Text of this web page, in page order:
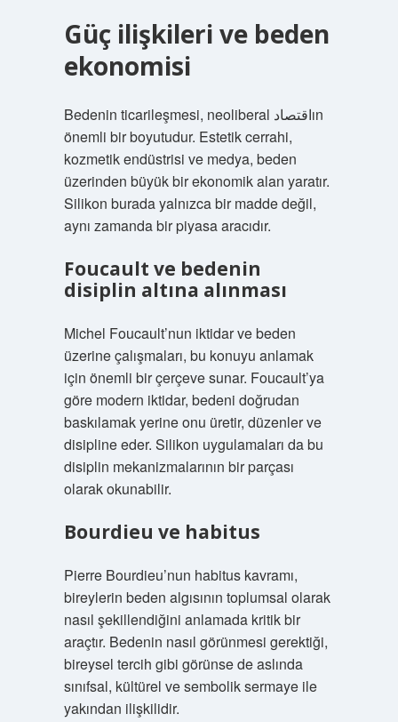
Güç ilişkileri ve beden
ekonomisi
Bedenin ticarileşmesi, neoliberal اقتصادın
önemli bir boyutudur. Estetik cerrahi,
kozmetik endüstrisi ve medya, beden
üzerinden büyük bir ekonomik alan yaratır.
Silikon burada yalnızca bir madde değil,
aynı zamanda bir piyasa aracıdır.
Foucault ve bedenin
disiplin altına alınması
Michel Foucault’nun iktidar ve beden
üzerine çalışmaları, bu konuyu anlamak
için önemli bir çerçeve sunar. Foucault’ya
göre modern iktidar, bedeni doğrudan
baskılamak yerine onu üretir, düzenler ve
disipline eder. Silikon uygulamaları da bu
disiplin mekanizmalarının bir parçası
olarak okunabilir.
Bourdieu ve habitus
Pierre Bourdieu’nun habitus kavramı,
bireylerin beden algısının toplumsal olarak
nasıl şekillendiğini anlamada kritik bir
araçtır. Bedenin nasıl görünmesi gerektiği,
bireysel tercih gibi görünse de aslında
sınıfsal, kültürel ve sembolik sermaye ile
yakından ilişkilidir.